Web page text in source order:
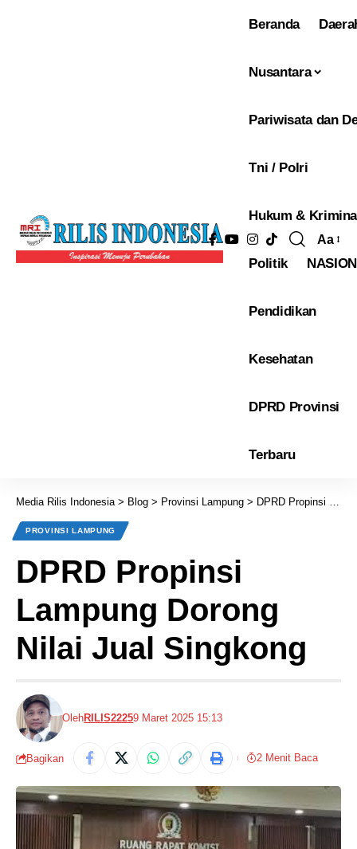
Beranda
Nusantara
Pariwisata dan
Tni / Polri
Hukum &
Politik
Pendidikan
Kesehatan
DPRD Provinsi
Terbaru
Ukuran
Aa
Media Rilis Indonesia> Blog > Provinsi Lampung > DPRD Propinsi Lampung Dorong Nilai Jual Singkong
PROVINSI LAMPUNG
DPRD Propinsi
Lampung Dorong
Nilai Jual Singkong
OlehRILIS22259 Maret 2025 15:13
Bagikan 2 Menit Baca